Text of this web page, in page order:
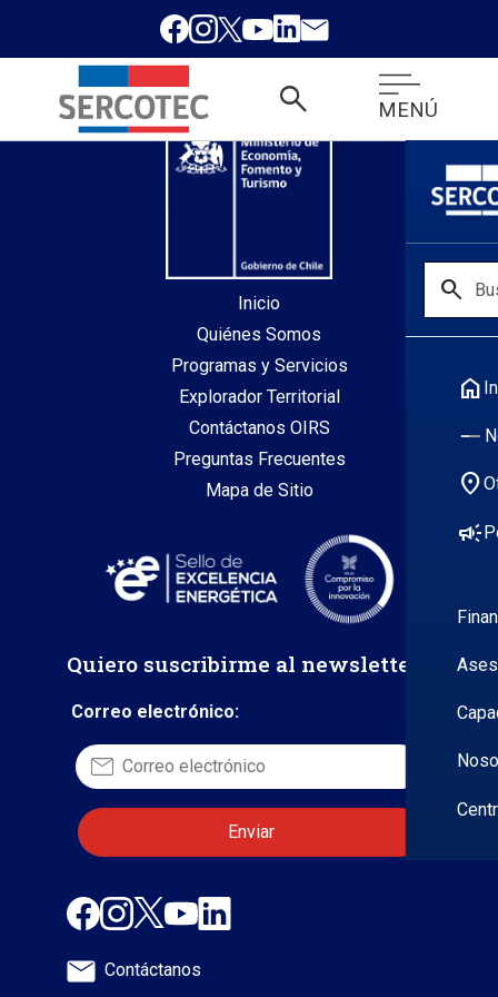
search MENÚ
search
home
location_on
campaign
desde index.php
Inicio
Quiénes Somos
Programas y Servicios
Explorador Territorial
Contáctanos OIRS
Preguntas Frecuentes
Mapa de Sitio
Quiero suscribirme al newsletter
Correo electrónico:
Contáctanos